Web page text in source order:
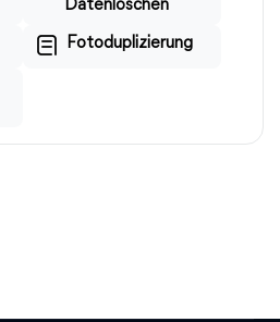
Datenlöschen
Fotoduplizierung